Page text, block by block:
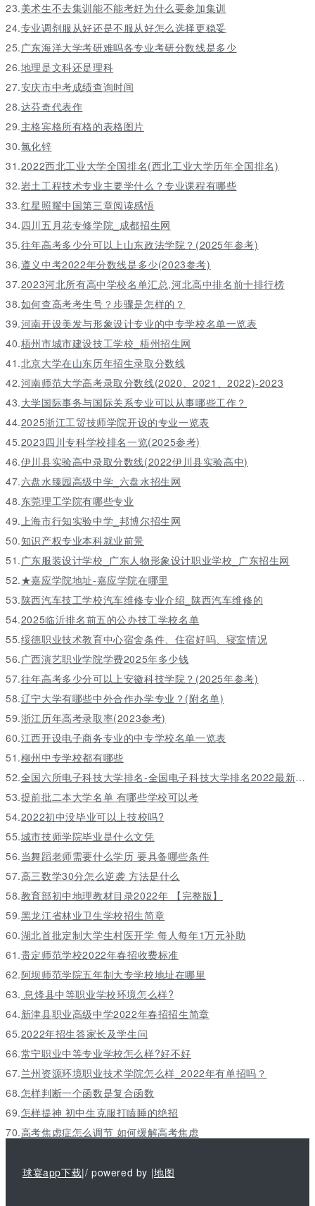
23.美术生不去集训能不能考好为什么要参加集训
24.专业调剂服从好还是不服从好怎么选择更稳妥
25.广东海洋大学考研难吗各专业考研分数线是多少
26.地理是文科还是理科
27.安庆市中考成绩查询时间
28.达芬奇代表作
29.主格宾格所有格的表格图片
30.氯化锌
31.2022西北工业大学全国排名(西北工业大学历年全国排名)
32.岩土工程技术专业主要学什么？专业课程有哪些
33.红星照耀中国第三章阅读感悟
34.四川五月花专修学院_成都招生网
35.往年高考多少分可以上山东政法学院？(2025年参考)
36.遵义中考2022年分数线是多少(2023参考)
37.2023河北所有高中学校名单汇总,河北高中排名前十排行榜
38.如何查高考考生号？步骤是怎样的？
39.河南开设美发与形象设计专业的中专学校名单一览表
40.梧州市城市建设技工学校_梧州招生网
41.北京大学在山东历年招生录取分数线
42.河南师范大学高考录取分数线(2020、2021、2022)-2023
43.大学国际事务与国际关系专业可以从事哪些工作？
44.2025浙江工贸技师学院开设的专业一览表
45.2023四川专科学校排名一览(2025参考)
46.伊川县实验高中录取分数线(2022伊川县实验高中)
47.六盘水臻园高级中学_六盘水招生网
48.东莞理工学院有哪些专业
49.上海市行知实验中学_邦博尔招生网
50.知识产权专业本科就业前景
51.广东服装设计学校_广东人物形象设计职业学校_广东招生网
52.★嘉应学院地址-嘉应学院在哪里
53.陕西汽车技工学校汽车维修专业介绍_陕西汽车维修的
54.2025临沂排名前五的公办技工学校名单
55.绥德职业技术教育中心宿舍条件、住宿好吗、寝室情况
56.广西演艺职业学院学费2025年多少钱
57.往年高考多少分可以上安徽科技学院？(2025年参考)
58.辽宁大学有哪些中外合作办学专业？(附名单)
59.浙江历年高考录取率(2023参考)
60.江西开设电子商务专业的中专学校名单一览表
51.柳州中专学校都有哪些
52.全国六所电子科技大学排名-全国电子科技大学排名2022最新排名
53.提前批二本大学名单 有哪些学校可以考
54.2022初中没毕业可以上技校吗?
55.城市技师学院毕业是什么文凭
56.当舞蹈老师需要什么学历 要具备哪些条件
57.高三数学30分怎么逆袭 方法是什么
58.教育部初中地理教材目录2022年 【完整版】
59.黑龙江省林业卫生学校招生简章
60.湖北首批定制大学生村医开学 每人每年1万元补助
61.贵定师范学校2022年春招收费标准
62.阿坝师范学院五年制大专学校地址在哪里
63. 息烽县中等职业学校环境怎么样?
64.新津县职业高级中学2022年春招招生简章
65.2022年招生答家长及学生问
66.常宁职业中等专业学校怎么样?好不好
67.兰州资源环境职业技术学院怎么样_2022年有单招吗？
68.怎样判断一个函数是复合函数
69.怎样提神 初中生克服打瞌睡的绝招
70.高考焦虑症怎么调节 如何缓解高考焦虑
球宴app下载|/ powered by |地图